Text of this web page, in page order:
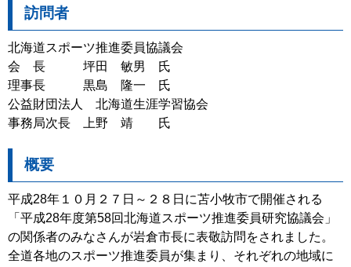
訪問者
北海道スポーツ推進委員協議会
会 長 坪田 敏男 氏
理事長 黒島 隆一 氏
公益財団法人 北海道生涯学習協会
事務局次長 上野 靖 氏
概要
平成28年１０月２７日～２８日に苫小牧市で開催される
「平成28年度第58回北海道スポーツ推進委員研究協議会」
の関係者のみなさんが岩倉市長に表敬訪問をされました。
全道各地のスポーツ推進委員が集まり、それぞれの地域に